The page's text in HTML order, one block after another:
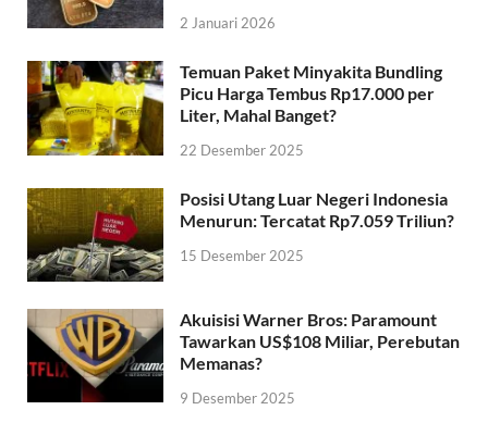
2 Januari 2026
Temuan Paket Minyakita Bundling
Picu Harga Tembus Rp17.000 per
Liter, Mahal Banget?
22 Desember 2025
Posisi Utang Luar Negeri Indonesia
Menurun: Tercatat Rp7.059 Triliun?
15 Desember 2025
Akuisisi Warner Bros: Paramount
Tawarkan US$108 Miliar, Perebutan
Memanas?
9 Desember 2025